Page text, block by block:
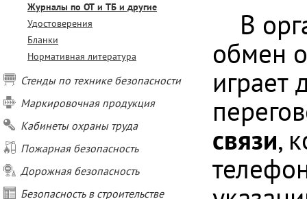
Журналы по ОТ и ТБ и другие
Удостоверения
Бланки
Нормативная литература
Стенды по технике безопасности
Маркировочная продукция
Кабинеты охраны труда
Пожарная безопасность
Дорожная безопасность
Безопасность в строительстве
В
обмен
играет
связи,